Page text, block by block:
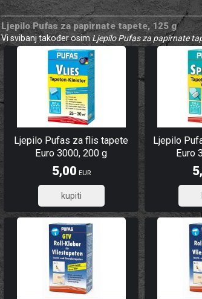
Ljepilo Pufas za papirnate tapete, 125 g
Vi svibanj također osimLjepilo Pufas za papirnate
Ljepilo Pufas za flis tapete
Euro 3000, 200 g
5,00 EUR
4,00
Ljepilo
Euro